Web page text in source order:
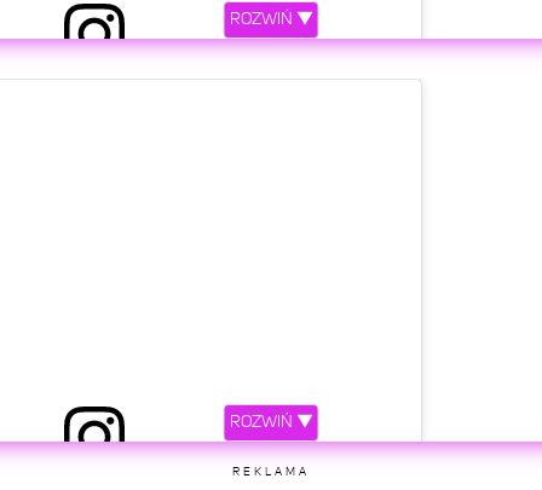
przez Łzy (@lzyofficial.pl)
ROZWIŃ ▼
ROZWIŃ ▼
REKLAMA